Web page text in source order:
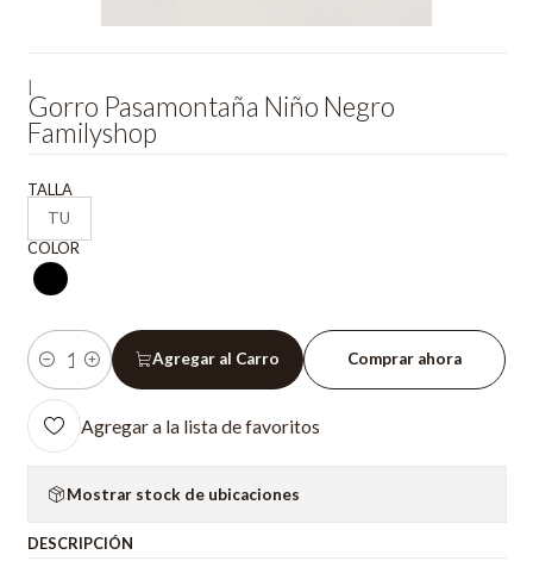
Gorro Pasamontaña Niño Negro
Familyshop
TALLA
TU
COLOR
Cantidad
Agregar al Carro Comprar ahora
Agregar a la lista de favoritos
Mostrar stock de ubicaciones
DESCRIPCIÓN